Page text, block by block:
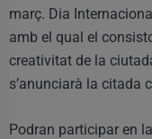
març. Dia
amb el qual el
creativitat de la
s’anunciarà la citada
Podran participar en